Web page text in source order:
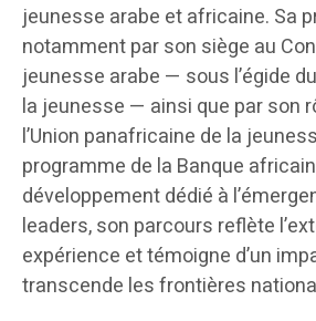
jeunesse arabe et africaine. Sa
notamment par son siège au
jeunesse arabe — sous l’égide
la jeunesse — ainsi que par son
l’Union panafricaine de la
programme de la Banque
développement dédié à
leaders, son parcours reflète
expérience et témoigne d’un
transcende les frontières